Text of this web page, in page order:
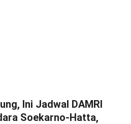
Ini Jadwal DAMRI
Soekarno-Hatta,